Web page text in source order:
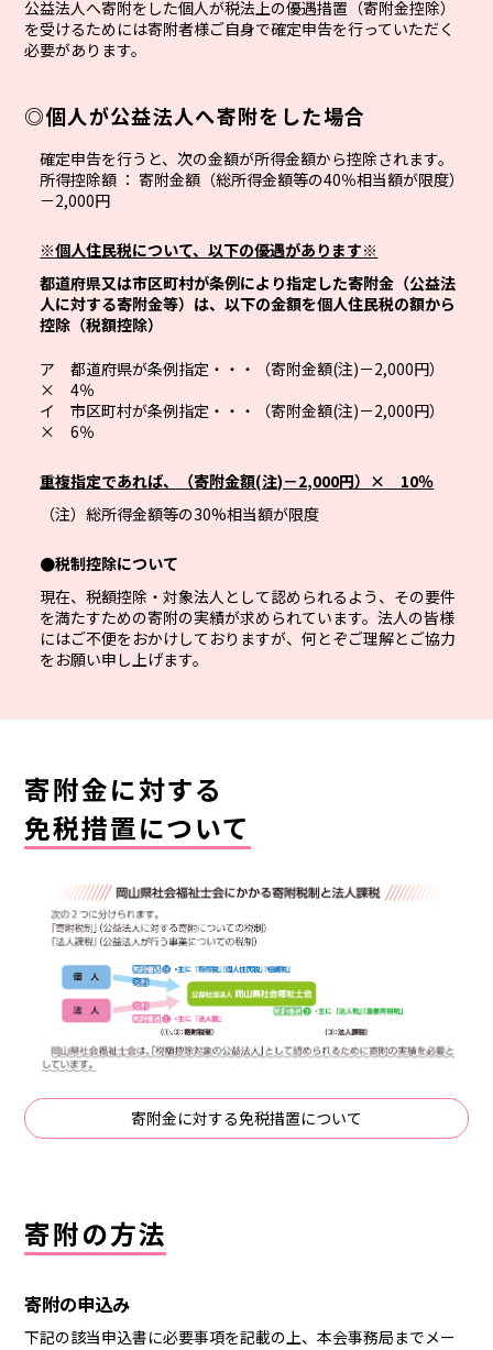
公益法人へ寄附をした個人が税法上の優遇措置（寄附金控除）
を受けるためには寄附者様ご自身で確定申告を行っていただく
必要があります。
◎個人が公益法人へ寄附をした場合
確定申告を行うと、次の金額が所得金額から控除されます。
所得控除額 ： 寄附金額（総所得金額等の40％相当額が限度）
－2,000円
※個人住民税について、以下の優遇があります※
都道府県又は市区町村が条例により指定した寄附金（公益法
人に対する寄附金等）は、以下の金額を個人住民税の額から
控除（税額控除）
ア 都道府県が条例指定・・・（寄附金額(注)－2,000円）
× 4％
イ 市区町村が条例指定・・・（寄附金額(注)－2,000円）
× 6％
重複指定であれば、（寄附金額(注)－2,000円）× 10％
（注）総所得金額等の30%相当額が限度
●税制控除について
現在、税額控除・対象法人として認められるよう、その要件
を満たすための寄附の実績が求められています。法人の皆様
にはご不便をおかけしておりますが、何とぞご理解とご協力
をお願い申し上げます。
寄附金に対する
免税措置について
寄附金に対する免税措置について
寄附の方法
寄附の申込み
下記の該当申込書に必要事項を記載の上、本会事務局までメー